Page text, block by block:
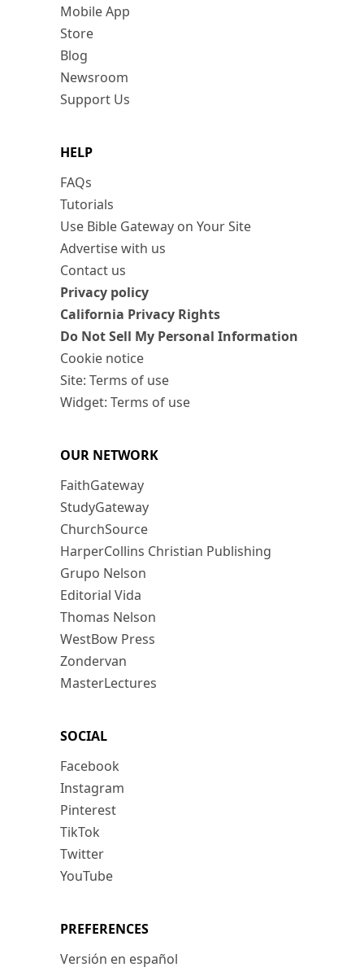
Mobile App
Store
Blog
Newsroom
Support Us
HELP
FAQs
Tutorials
Use Bible Gateway on Your Site
Advertise with us
Contact us
Privacy policy
California Privacy Rights
Do Not Sell My Personal Information
Cookie notice
Site: Terms of use
Widget: Terms of use
OUR NETWORK
FaithGateway
StudyGateway
ChurchSource
HarperCollins Christian Publishing
Grupo Nelson
Editorial Vida
Thomas Nelson
WestBow Press
Zondervan
MasterLectures
SOCIAL
Facebook
Instagram
Pinterest
TikTok
Twitter
YouTube
PREFERENCES
Versión en español